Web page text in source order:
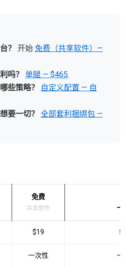
？ 开始 免费（共享软件）—
吗？
单腿 — $465.
些策略？
自定义配置 — 自
要一切？
全部套利捆绑包 —
免费
共享软件 一
$19
一次性 一